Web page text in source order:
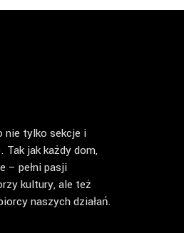
nie tylko sekcje i
Tak jak każdy dom,
– pełni pasji
kultury, ale też
naszych działań.